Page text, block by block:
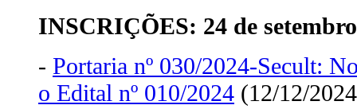
INSCRIÇÕES: 24 de
- Portaria nº 030/2024-Secult:
o Edital nº 010/2024 (12/12/